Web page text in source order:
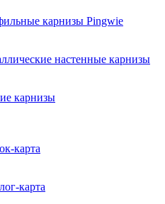
карнизы Pingwie
настенные карнизы
карнизы
карта
карта